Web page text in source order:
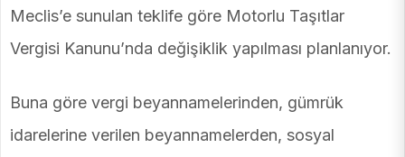
Meclis’e sunulan teklife göre Motorlu Taşıtlar
Vergisi Kanunu’nda değişiklik yapılması planlanıyor.
Buna göre vergi beyannamelerinden, gümrük
idarelerine verilen beyannamelerden, sosyal